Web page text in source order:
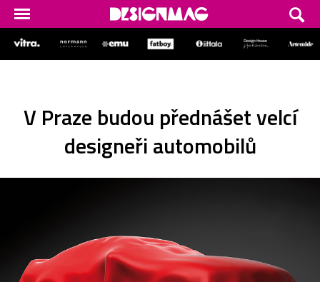
V Praze budou přednášet velcí
designeři automobilů